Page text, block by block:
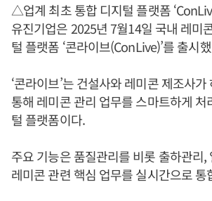
△업계 최초 통합 디지털 플랫폼
유진기업은 2025년 7월14일 국내 레미
털 플랫폼 ‘콘라이브(ConLive)’를 출시
‘콘라이브’는 건설사와 레미콘 제조사
통해 레미콘 관리 업무를 스마트하게 처
털 플랫폼이다.
주요 기능은 품질관리를 비롯 출하관리,
레미콘 관련 핵심 업무를 실시간으로 통